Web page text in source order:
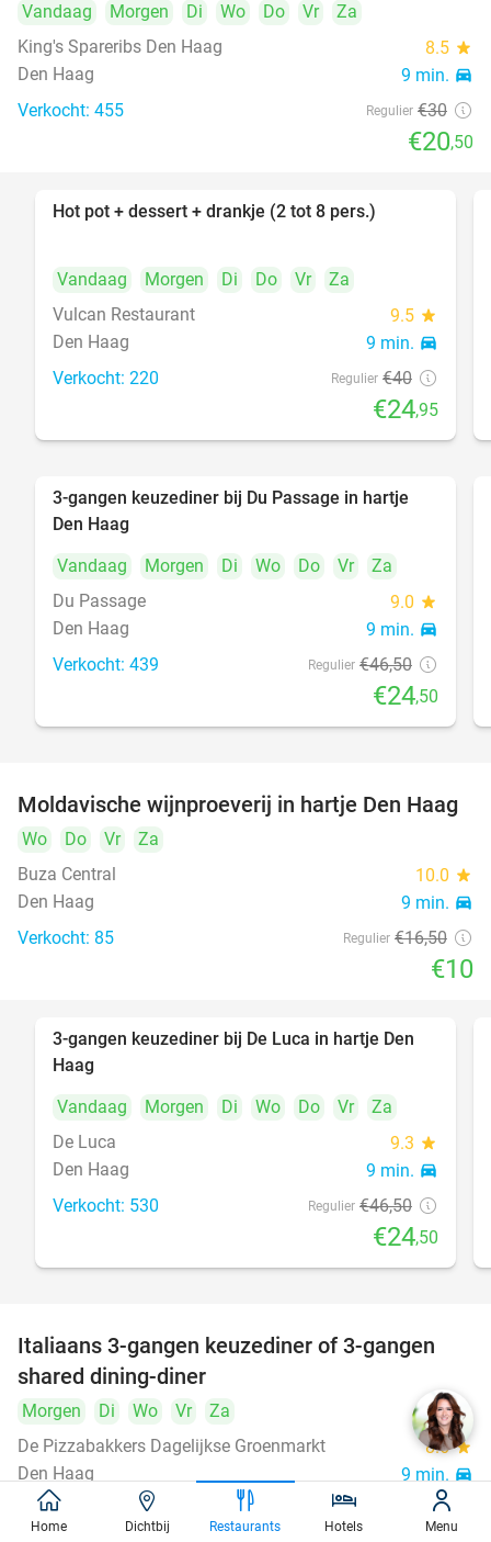
Vandaag Morgen Di Wo Do Vr
Za
King's Spareribs Den Haag
8.5 star
Den Haag 9 min. directions_car
Verkocht: 455 Regulier €30
€20,50
Hot pot + dessert + drankje (2 tot 8 pers.)
Vandaag Morgen Di Do Vr
Za
Vulcan Restaurant
9.5 star
Den Haag 9 min. directions_car
Verkocht: 220 Regulier €40
€24,95
47%
3-gangen keuzediner bij Du Passage in hartje
Den Haag
Vandaag
Morgen Di Wo Do Vr
Za
Du Passage
9.0 star
Den Haag 9 min. directions_car
Verkocht: 439 Regulier €46,50
€24,50
39%
Moldavische wijnproeverij in hartje Den Haag
Wo Do Vr
Za
Buza Central
10.0 star
Den Haag 9 min. directions_car
Verkocht: 85 Regulier €16,50
€10
47%
3-gangen keuzediner bij De Luca in hartje Den
Haag
Vandaag
Morgen Di Wo Do Vr
Za
De Luca
9.3 star
Den Haag 9 min. directions_car
Verkocht: 530 Regulier €46,50
€24,50
50%
Italiaans 3-gangen keuzediner of 3-gangen
shared dining-diner
Morgen Di Wo Vr
Za
De Pizzabakkers Dagelijkse Groenmarkt
8.6star
Den Haag 9 min. directions_car
Verkocht: 760 Regulier ,95
Home Dichtbij Restaurants Hotels Menu